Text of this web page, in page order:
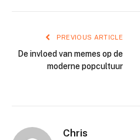
PREVIOUS ARTICLE
De invloed van memes op de
moderne popcultuur
Chris